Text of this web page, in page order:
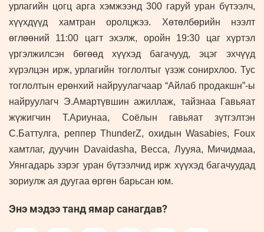
урлагийн цогц арга хэмжээнд 300 гаруй уран бүтээлч,
хүүхдүүд хамтран оролцжээ. Хөтөлбөрийн нээлт
өглөөний 11:00 цагт эхэлж, оройн 19:30 цаг хүртэл
үргэлжилсэн бөгөөд хүүхэд багачууд, эцэг эхчүүд
хүрэлцэн ирж, урлагийн тоглолтыг үзэж сонирхлоо. Тус
тоглолтын ерөнхий найруулагчаар “Айлаб продакшн”-ы
найруулагч Э.Амартүвшин ажиллаж, тайзнаа Гавьяат
жүжигчин Т.Ариунаа, Соёлын гавьяат зүтгэлтэн
С.Баттулга, реппер ThunderZ, охидын Wasabies, Foux
хамтлаг, дуучин Davaidasha, Becca, Лууяа, Мичидмаа,
Уянгадарь зэрэг уран бүтээлчид ирж хүүхэд багачуудад
зориулж ая дуугаа өргөн барьсан юм.
Энэ мэдээ танд ямар санагдав?